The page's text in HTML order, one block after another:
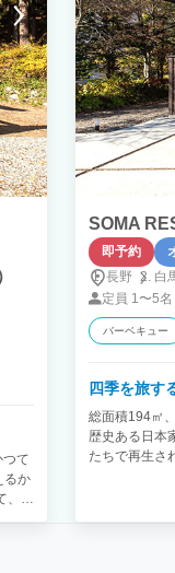
て
るか
悠
SOMA
即予約
長野
白
定員 1〜5名
バーベキュー
四季を旅す
総面積194㎡
歴史ある日本
たちで再生さ